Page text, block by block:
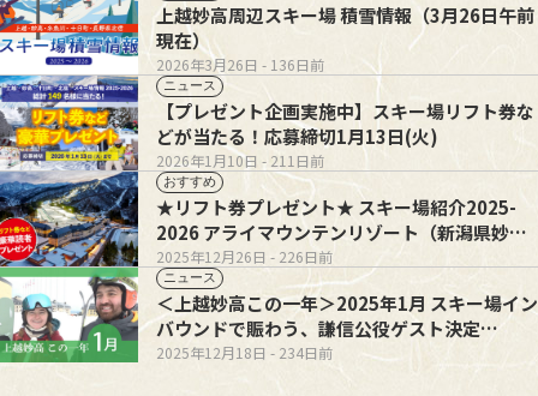
2026年3月26日 - 136日前
上越妙高周辺スキー場 積雪情報（3月26日午前
現在）
ニュース
2026年1月10日 - 211日前
【プレゼント企画実施中】スキー場リフト券な
どが当たる！応募締切1月13日(火)
おすすめ
2025年12月26日 - 226日前
★リフト券プレゼント★ スキー場紹介2025-
2026 アライマウンテンリゾート（新潟県妙高
市）
ニュース
2025年12月18日 - 234日前
＜上越妙高この一年＞2025年1月 スキー場イン
バウンドで賑わう、謙信公役ゲスト決定…